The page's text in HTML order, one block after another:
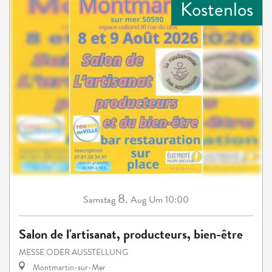
Kostenlos
Samstag 8. Aug Um 10:00
Salon de l'artisanat, producteurs, bien-être
MESSE ODER AUSSTELLUNG
Montmartin-sur-Mer